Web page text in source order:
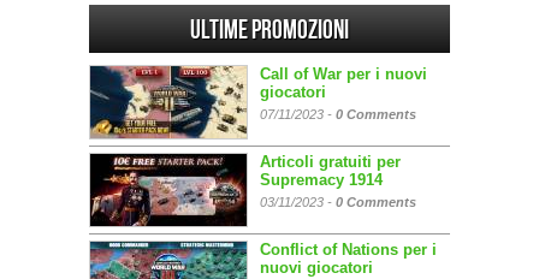
Ultime promozioni
Call of War per i nuovi
giocatori
07/11/2023 - 0 Comments
Articoli gratuiti per
Supremacy 1914
03/11/2023 - 0 Comments
Conflict of Nations per i
nuovi giocatori